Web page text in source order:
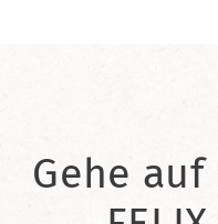
Gehe